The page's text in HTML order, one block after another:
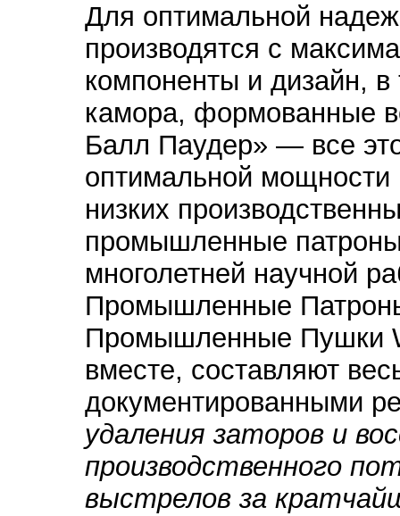
Для оптимальной
производятся с
компоненты и дизайн, в
камора, формованные
Балл Паудер» — все
оптимальной мощности
низких
промышленные
многолетней научной
Промышленные
Промышленные Пушки
вместе, составляют
документированными
удаления заторов и
производственного
выстрелов за